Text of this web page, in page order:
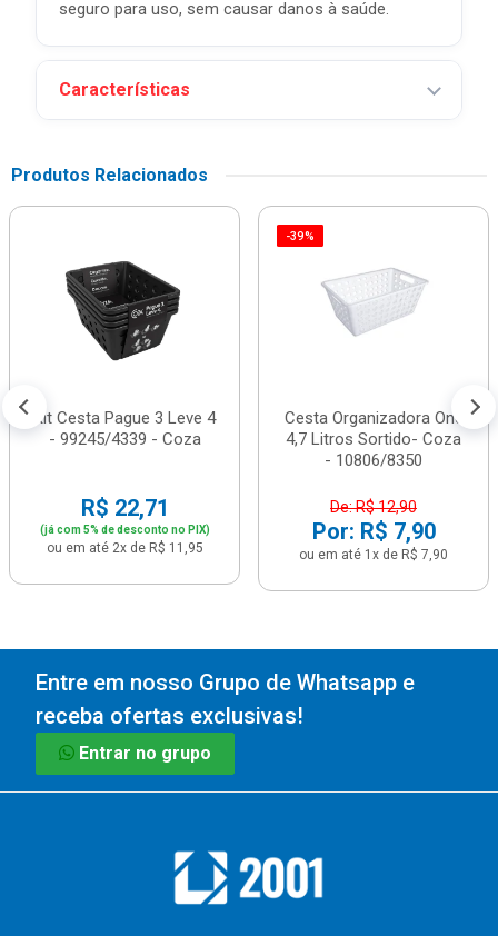
seguro para uso, sem causar danos à saúde.
Características
Produtos Relacionados
Kit Cesta Pague 3 Leve 4
- 99245/4339 - Coza
R$ 22,71
(já com 5% de desconto no PIX)
ou em até 2x de R$ 11,95
-39%
Cesta Organizadora One
4,7 Litros Sortido- Coza
- 10806/8350
De: R$ 12,90
Por: R$ 7,90
ou em até 1x de R$ 7,90
Entre em nosso Grupo de Whatsapp e
receba ofertas exclusivas!
Entrar no grupo